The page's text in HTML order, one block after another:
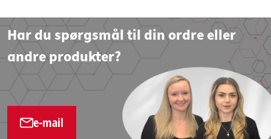
Har du spørgsmål til din ordre eller
andre produkter?
e-mail